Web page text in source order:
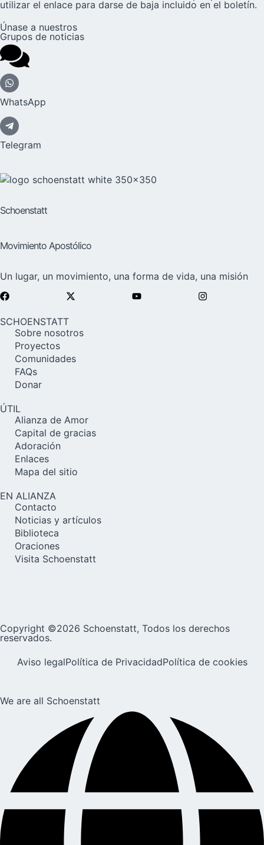
utilizar el enlace para darse de baja incluido en el boletín.
Únase a nuestros
Grupos de noticias
WhatsApp
Telegram
Schoenstatt
Movimiento Apostólico
Un lugar, un movimiento, una forma de vida, una misión
SCHOENSTATT
Sobre nosotros
Proyectos
Comunidades
FAQs
Donar
ÚTIL
Alianza de Amor
Capital de gracias
Adoración
Enlaces
Mapa del sitio
EN ALIANZA
Contacto
Noticias y artículos
Biblioteca
Oraciones
Visita Schoenstatt
Copyright ©2026 Schoenstatt, Todos los derechos
reservados.
Aviso legalPolítica de PrivacidadPolítica de cookies
We are all Schoenstatt